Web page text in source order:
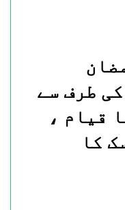
طرف سے
قیام ،
کا